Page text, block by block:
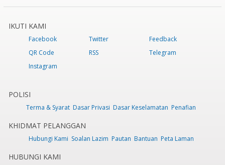
IKUTI KAMI
Facebook Twitter
Feedback
QR Code
RSS
Telegram
Instagram
POLISI
Terma & Syarat Dasar Privasi Dasar Keselamatan Penafian
KHIDMAT PELANGGAN
Hubungi Kami Soalan Lazim Pautan Bantuan Peta Laman
HUBUNGI KAMI